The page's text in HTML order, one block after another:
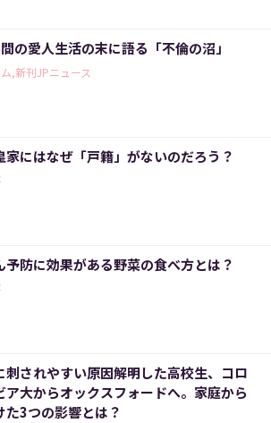
の愛人生活の末に語る「不倫の沼」
,新刊JPニュース
家にはなぜ「戸籍」がないのだろう？
予防に効果がある野菜の食べ方とは？
刺されやすい原因解明した高校生、コロ
ア大からオックスフォードへ。家庭から
た3つの影響とは？